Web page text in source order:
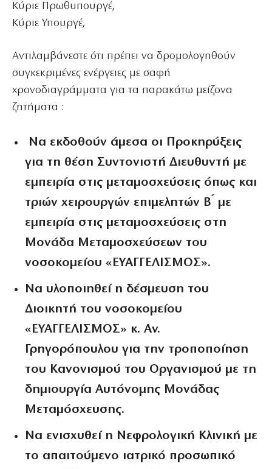
Κύριε Πρωθυπουργέ,
Κύριε Υπουργέ,
Αντιλαμβάνεστε ότι πρέπει να δρομολογηθούν
συγκεκριμένες ενέργειες με σαφή
χρονοδιαγράμματα για τα παρακάτω μείζονα
ζητήματα :
Να εκδοθούν άμεσα οι Προκηρύξεις
για τη θέση Συντονιστή Διευθυντή με
εμπειρία στις μεταμοσχεύσεις όπως και
τριών χειρουργών επιμελητών Β ́ με
εμπειρία στις μεταμοσχεύσεις στη
Μονάδα Μεταμοσχεύσεων του
νοσοκομείου «ΕΥΑΓΓΕΛΙΣΜΟΣ».
Να υλοποιηθεί η δέσμευση του
Διοικητή του νοσοκομείου
«ΕΥΑΓΓΕΛΙΣΜΟΣ» κ. Αν.
Γρηγορόπουλου για την τροποποίηση
του Κανονισμού του Οργανισμού με τη
δημιουργία Αυτόνομης Μονάδας
Μεταμόσχευσης.
Να ενισχυθεί η Νεφρολογική Κλινική με
το απαιτούμενο ιατρικό προσωπικό